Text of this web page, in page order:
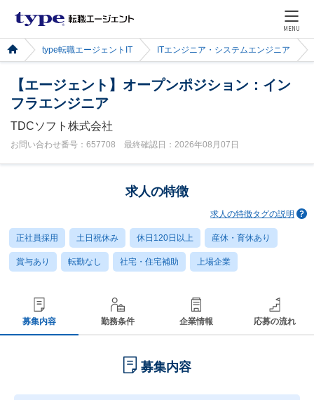
MENU
type転職エージェントIT ITエンジニア・システムエンジニア
【エージェント】オープンポジション：イン
フラエンジニア
TDCソフト株式会社
お問い合わせ番号：657708 最終確認日：2026年08月07日
求人の特徴
求人の特徴タグの説明
正社員採用 土日祝休み 休日120日以上 産休・育休あり
賞与あり 転勤なし 社宅・住宅補助 上場企業
募集内容 勤務条件 企業情報 応募の流れ
募集内容